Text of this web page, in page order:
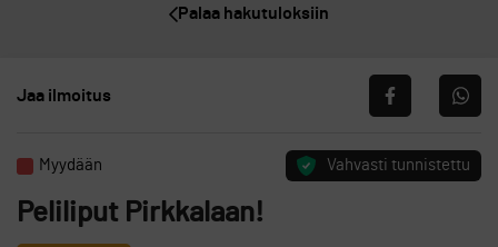
Palaa hakutuloksiin
Jaa ilmoitus
Myydään Vahvasti tunnistettu
Peliliput Pirkkalaan!